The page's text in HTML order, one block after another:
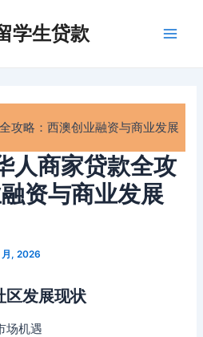
学生贷款
攻略：西澳创业融资与商业发展
人商家贷款全攻
资与商业发展
月, 2026
区发展现状
场机遇